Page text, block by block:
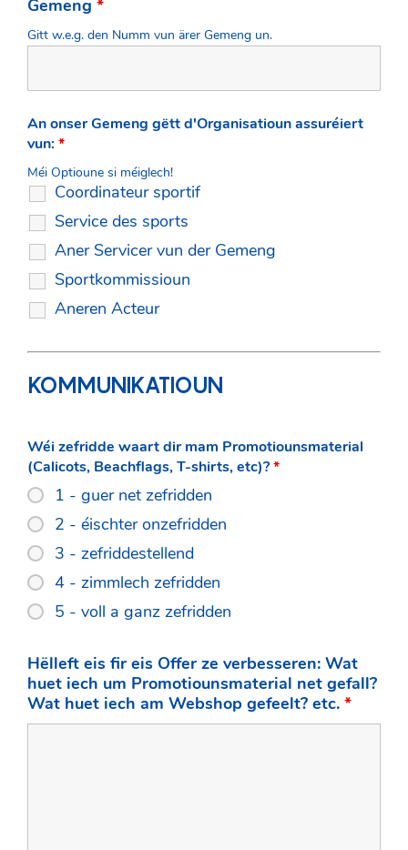
Gemeng *
Gitt w.e.g. den Numm vun ärer Gemeng un.
An onser Gemeng gëtt d'Organisatioun assuréiert
vun: *
Coordinateur sportif
Service des sports
Aner Servicer vun der Gemeng
Sportkommissioun
Aneren Acteur
Méi Optioune si méiglech!
KOMMUNIKATIOUN
Wéi zefridde waart dir mam Promotiounsmaterial
(Calicots, Beachflags, T-shirts, etc)?*
1 - guer net zefridden
2 - éischter onzefridden
3 - zefriddestellend
4 - zimmlech zefridden
5 - voll a ganz zefridden
Hëlleft eis fir eis Offer ze verbesseren: Wat
huet iech um Promotiounsmaterial net gefall?
Wat huet iech am Webshop gefeelt? etc. *